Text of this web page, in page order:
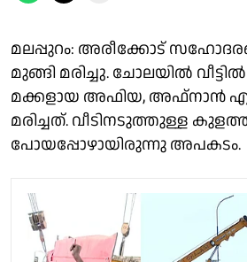
മലപ്പുറം: അരീക്കോട്
മുങ്ങി മരിച്ചു. ചോലയിൽ
മക്കളായ അഫിയ, അഫ്നാൻ
മരിച്ചത്. വീടിനടുത്തുള്ള
പോയപ്പോഴായിരുന്നു അപകടം.